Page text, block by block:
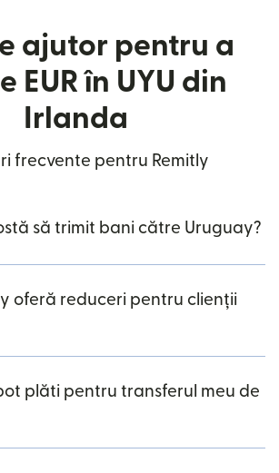
ajutor pentru a
EUR în UYU din
Irlanda
frecvente pentru Remitly
să trimit bani către Uruguay?
oferă reduceri pentru clienții
plăti pentru transferul meu de